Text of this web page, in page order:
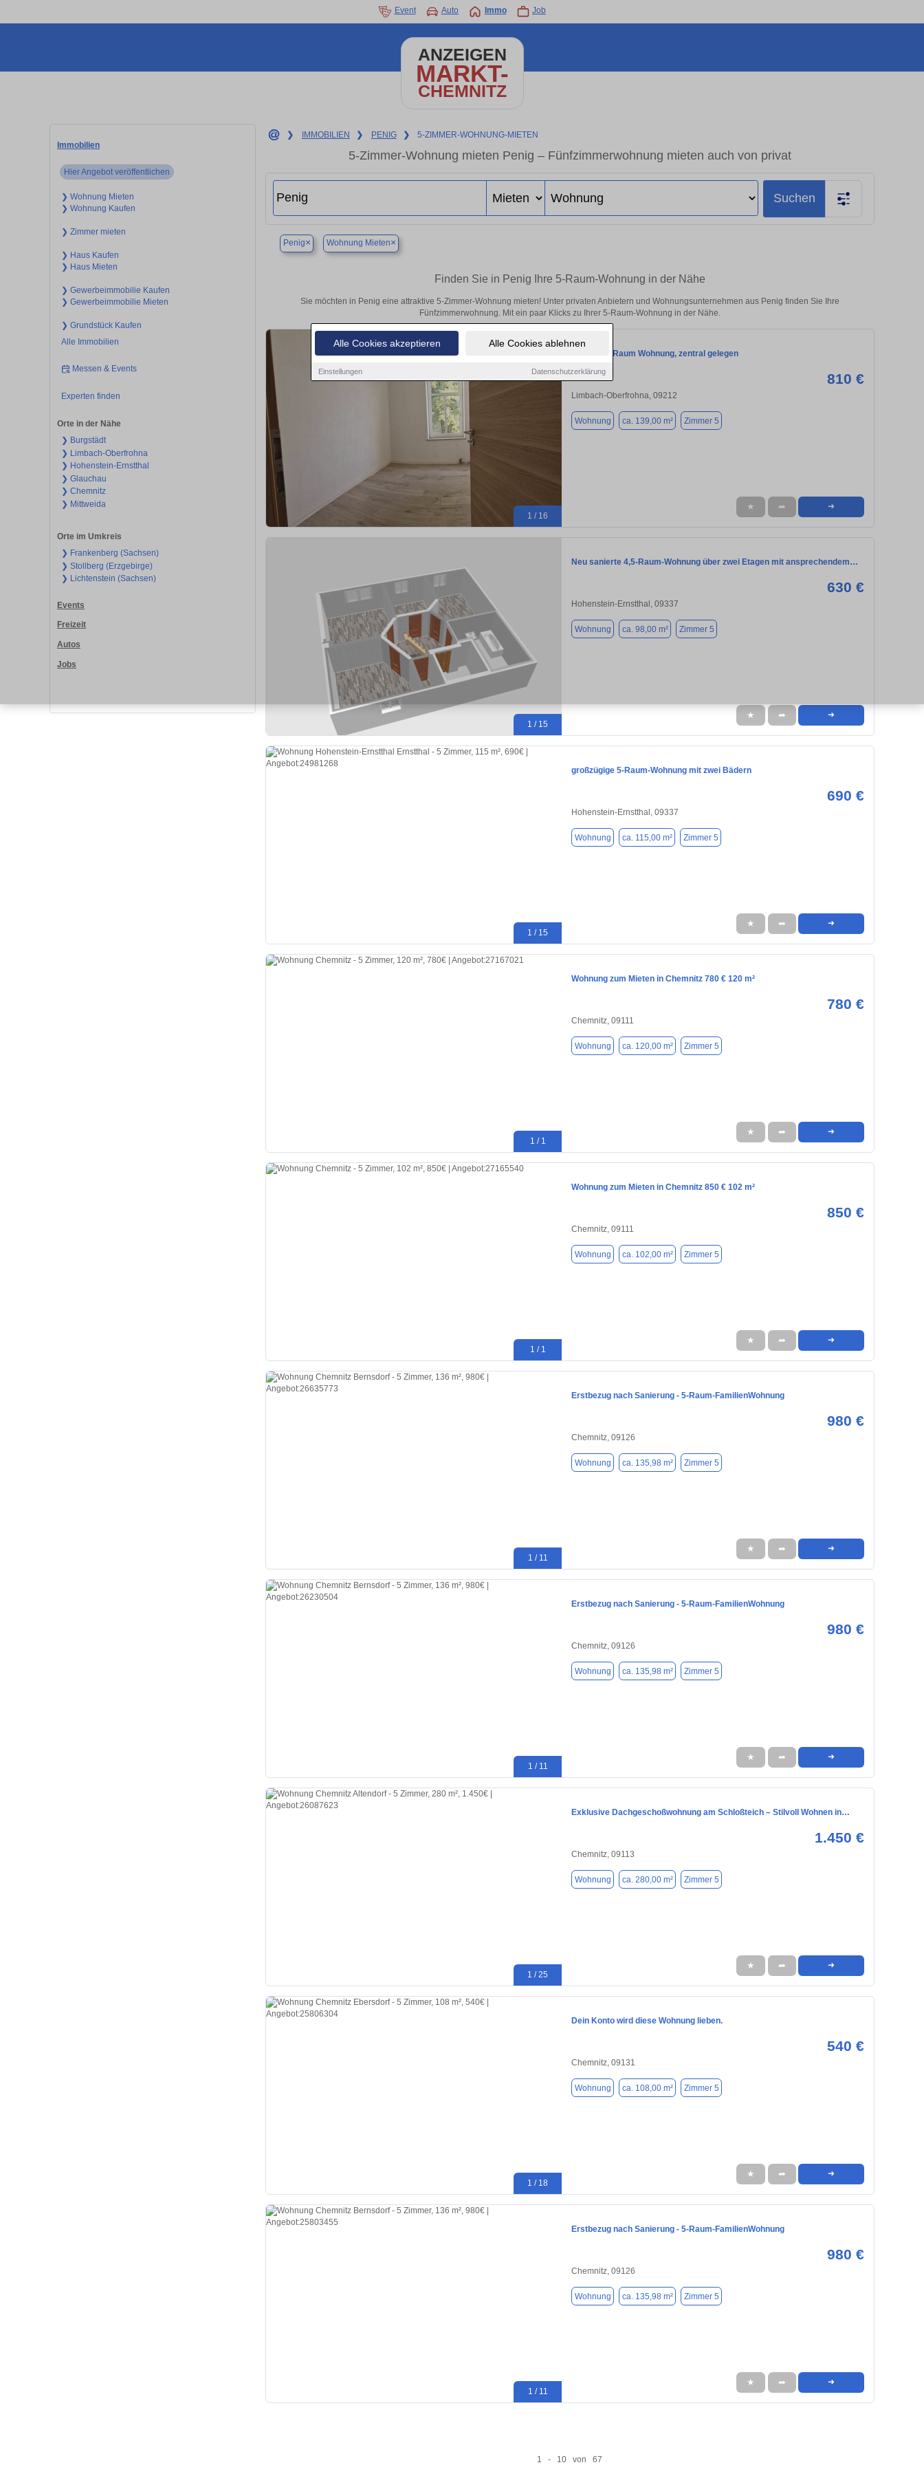
Alle Cookies akzeptieren Alle Cookies ablehnen
Einstellungen Datenschutzerklärung
Event Auto Immo Job
ANZEIGEN
MARKT-
CHEMNITZ
Immobilien
Hier Angebot veröffentlichen
❯ Wohnung Mieten
❯ Wohnung Kaufen
❯ Zimmer mieten
❯ Haus Kaufen
❯ Haus Mieten
❯ Gewerbeimmobilie Kaufen
❯ Gewerbeimmobilie Mieten
❯ Grundstück Kaufen
Alle Immobilien
Messen & Events
Experten finden
Orte in der Nähe
❯ Burgstädt
❯ Limbach-Oberfrohna
❯ Hohenstein-Ernstthal
❯ Glauchau
❯ Chemnitz
❯ Mittweida
Orte im Umkreis
❯ Frankenberg (Sachsen)
❯ Stollberg (Erzgebirge)
❯ Lichtenstein (Sachsen)
Events
Freizeit
Autos
Jobs
❯ IMMOBILIEN ❯ PENIG ❯ 5-ZIMMER-WOHNUNG-MIETEN
5-Zimmer-Wohnung mieten Penig – Fünfzimmerwohnung mieten auch von privat
Suchen
Penig× Wohnung Mieten×
Finden Sie in Penig Ihre 5-Raum-Wohnung in der Nähe
Sie möchten in Penig eine attraktive 5-Zimmer-Wohnung mieten! Unter privaten Anbietern und Wohnungsunternehmen aus Penig finden Sie Ihre
Fünfzimmerwohnung. Mit ein paar Klicks zu Ihrer 5-Raum-Wohnung in der Nähe.
1 / 16
sanierte 5 Raum Wohnung, zentral gelegen
810 €
Limbach-Oberfrohna, 09212
Wohnung ca. 139,00 m² Zimmer 5
★ ➦ ➜
1 / 15
Neu sanierte 4,5-Raum-Wohnung über zwei Etagen mit ansprechendem…
630 €
Hohenstein-Ernstthal, 09337
Wohnung ca. 98,00 m² Zimmer 5
★ ➦ ➜
1 / 15
großzügige 5-Raum-Wohnung mit zwei Bädern
690 €
Hohenstein-Ernstthal, 09337
Wohnung ca. 115,00 m² Zimmer 5
★ ➦ ➜
1 / 1
Wohnung zum Mieten in Chemnitz 780 € 120 m²
780 €
Chemnitz, 09111
Wohnung ca. 120,00 m² Zimmer 5
★ ➦ ➜
1 / 1
Wohnung zum Mieten in Chemnitz 850 € 102 m²
850 €
Chemnitz, 09111
Wohnung ca. 102,00 m² Zimmer 5
★ ➦ ➜
1 / 11
Erstbezug nach Sanierung - 5-Raum-FamilienWohnung
980 €
Chemnitz, 09126
Wohnung ca. 135,98 m² Zimmer 5
★ ➦ ➜
1 / 11
Erstbezug nach Sanierung - 5-Raum-FamilienWohnung
980 €
Chemnitz, 09126
Wohnung ca. 135,98 m² Zimmer 5
★ ➦ ➜
1 / 25
Exklusive Dachgeschoßwohnung am Schloßteich – Stilvoll Wohnen in…
1.450 €
Chemnitz, 09113
Wohnung ca. 280,00 m² Zimmer 5
★ ➦ ➜
1 / 18
Dein Konto wird diese Wohnung lieben.
540 €
Chemnitz, 09131
Wohnung ca. 108,00 m² Zimmer 5
★ ➦ ➜
1 / 11
Erstbezug nach Sanierung - 5-Raum-FamilienWohnung
980 €
Chemnitz, 09126
Wohnung ca. 135,98 m² Zimmer 5
★ ➦ ➜
1 - 10 von 67